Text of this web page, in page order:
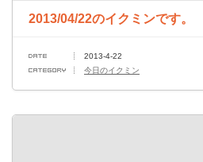
2013/04/22のイクミンです。
2013-4-22
今日のイクミン